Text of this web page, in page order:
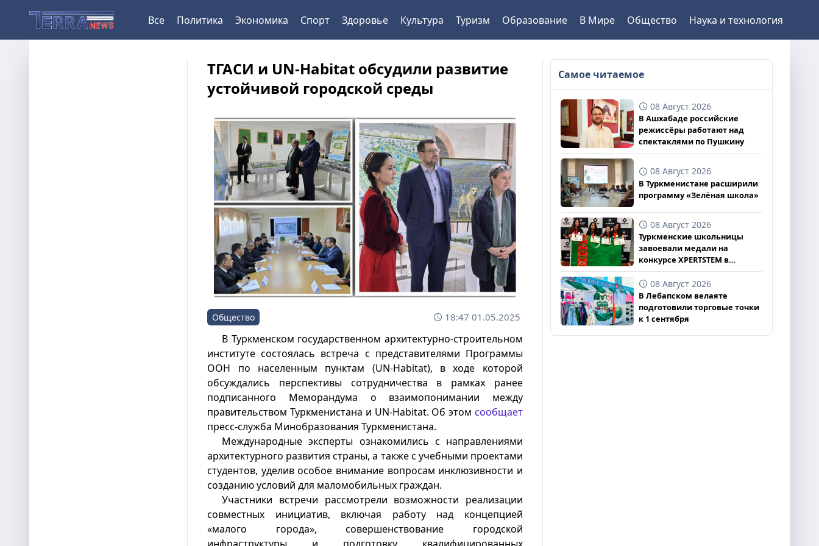
Все Политика Экономика Спорт Здоровье Культура Туризм Образование В Мире Общество Наука и технология
ТГАСИ и UN-Habitat обсудили развитие
устойчивой городской среды
Общество 18:47 01.05.2025
В Туркменском государственном архитектурно-строительном
институте состоялась встреча с представителями Программы
ООН по населенным пунктам (UN-Habitat), в ходе которой
обсуждались перспективы сотрудничества в рамках ранее
подписанного Меморандума о взаимопонимании между
правительством Туркменистана и UN-Habitat. Об этом сообщает
пресс-служба Минобразования Туркменистана.
Международные эксперты ознакомились с направлениями
архитектурного развития страны, а также с учебными проектами
студентов, уделив особое внимание вопросам инклюзивности и
созданию условий для маломобильных граждан.
Участники встречи рассмотрели возможности реализации
совместных инициатив, включая работу над концепцией
«малого города», совершенствование городской
Самое читаемое
08 Август 2026
В Ашхабаде российские
режиссёры работают над
спектаклями по Пушкину
08 Август 2026
В Туркменистане расширили
программу «Зелёная школа»
08 Август 2026
Туркменские школьницы
завоевали медали на
конкурсе XPERTSTEM в
Великобритании
08 Август 2026
В Лебапском велаяте
подготовили торговые точки
к 1 сентября